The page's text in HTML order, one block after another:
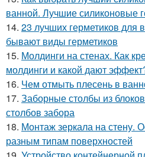
ванной. Лучшие силиконовые
14. 23 лучших герметиков для
бывают виды герметиков
15. Молдинги на стенах. Как
молдинги и какой дают
16. Чем отмыть плесень в
17. Заборные столбы из
столбов забора
18. Монтаж зеркала на стену.
разным типам поверхностей